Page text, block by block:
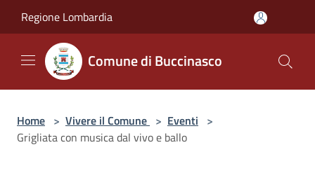
Regione Lombardia
Comune di Buccinasco
Home > Vivere il Comune > Eventi >
Grigliata con musica dal vivo e ballo